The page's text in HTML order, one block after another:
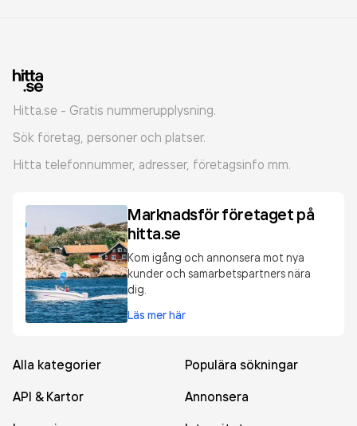
Hitta.se - Gratis nummerupplysning.
Sök företag, personer och platser.
Hitta telefonnummer, adresser, företagsinfo mm.
Marknadsför företaget på
hitta.se
Kom igång och annonsera mot nya
kunder och samarbetspartners nära
dig.
Läs mer här
Alla kategorier
Populära sökningar
API & Kartor
Annonsera